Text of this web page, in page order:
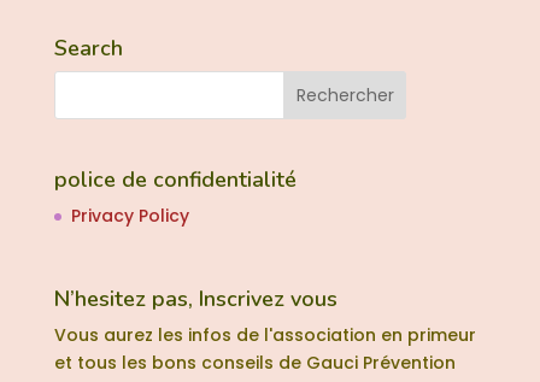
Search
police de confidentialité
Privacy Policy
N’hesitez pas, Inscrivez vous
Vous aurez les infos de l'association en primeur
et tous les bons conseils de Gauci Prévention